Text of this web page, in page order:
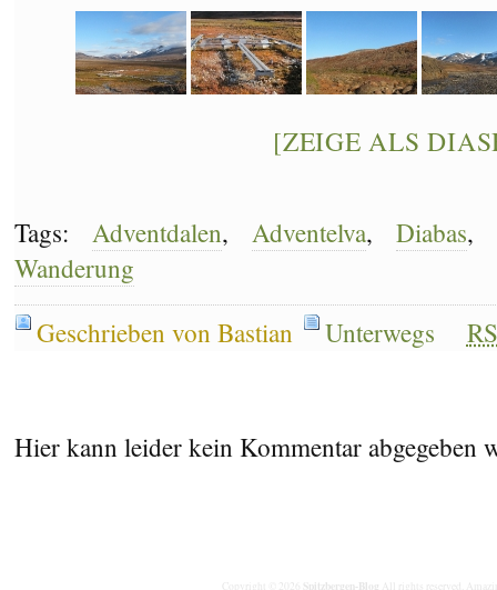
[ZEIGE ALS
Tags: Adventdalen, Adventelva, Diabas,
Wanderung
Geschrieben von Bastian
Unterwegs
Hier kann leider kein Kommentar abgegeben
Copyright © 2026 Spitzbergen-Blog All rights reserved.